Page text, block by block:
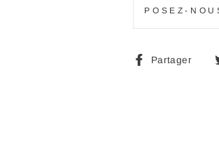
POSEZ-
Partager